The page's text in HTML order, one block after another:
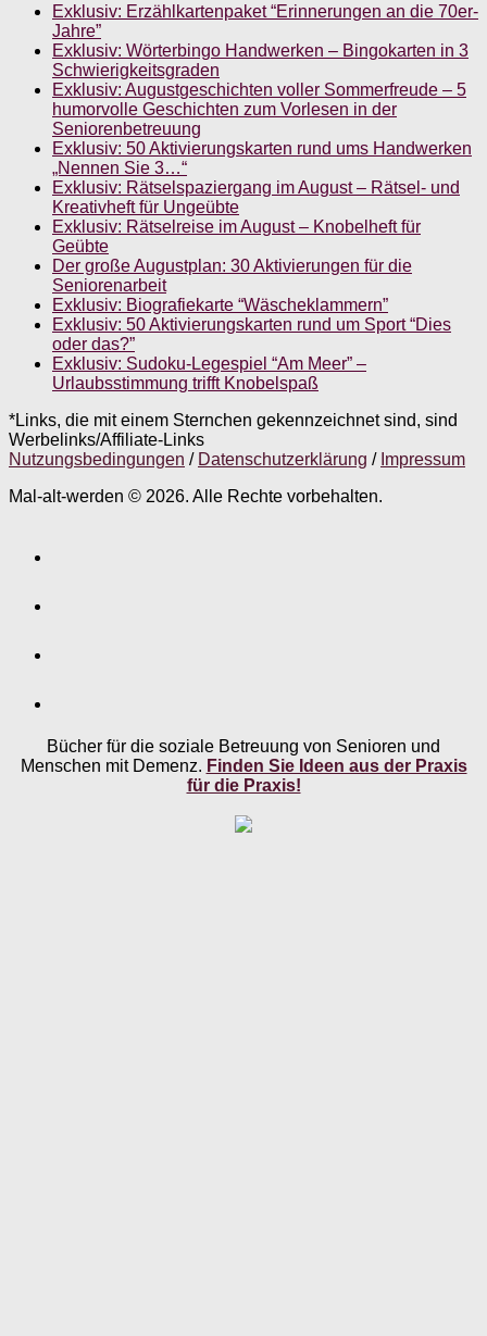
Exklusiv: Erzählkartenpaket “Erinnerungen an die 70er-
Jahre”
Exklusiv: Wörterbingo Handwerken – Bingokarten in 3
Schwierigkeitsgraden
Exklusiv: Augustgeschichten voller Sommerfreude – 5
humorvolle Geschichten zum Vorlesen in der
Seniorenbetreuung
Exklusiv: 50 Aktivierungskarten rund ums Handwerken
„Nennen Sie 3…“
Exklusiv: Rätselspaziergang im August – Rätsel- und
Kreativheft für Ungeübte
Exklusiv: Rätselreise im August – Knobelheft für
Geübte
Der große Augustplan: 30 Aktivierungen für die
Seniorenarbeit
Exklusiv: Biografiekarte “Wäscheklammern”
Exklusiv: 50 Aktivierungskarten rund um Sport “Dies
oder das?”
Exklusiv: Sudoku-Legespiel “Am Meer” –
Urlaubsstimmung trifft Knobelspaß
*Links, die mit einem Sternchen gekennzeichnet sind, sind
Werbelinks/Affiliate-Links
Nutzungsbedingungen / Datenschutzerklärung / Impressum
Mal-alt-werden © 2026. Alle Rechte vorbehalten.
Bücher für die soziale Betreuung von Senioren und
Menschen mit Demenz. Finden Sie Ideen aus der Praxis
für die Praxis!